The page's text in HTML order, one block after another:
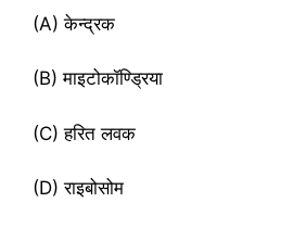
(A) केन्द्रक
(B) माइटोकॉण्ड्रिया
(C) हरित लवक
(D) राइबोसोम